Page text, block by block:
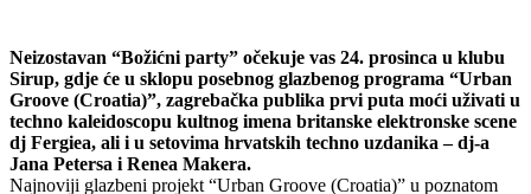
Neizostavan “Božićni party” očekuje vas 24. prosinca u klubu
Sirup, gdje će u sklopu posebnog glazbenog programa “Urban
Groove (Croatia)”, zagrebačka publika prvi puta moći uživati u
techno kaleidoscopu kultnog imena britanske elektronske scene
dj Fergiea, ali i u setovima hrvatskih techno uzdanika – dj-a
Jana Petersa i Renea Makera.
Najnoviji glazbeni projekt “Urban Groove (Croatia)” u poznatom